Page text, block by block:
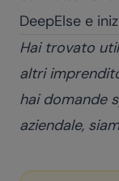
DeepElse e
Hai trovato
altri
hai domande
aziendale,